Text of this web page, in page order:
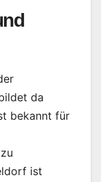
da
bekannt für
ist